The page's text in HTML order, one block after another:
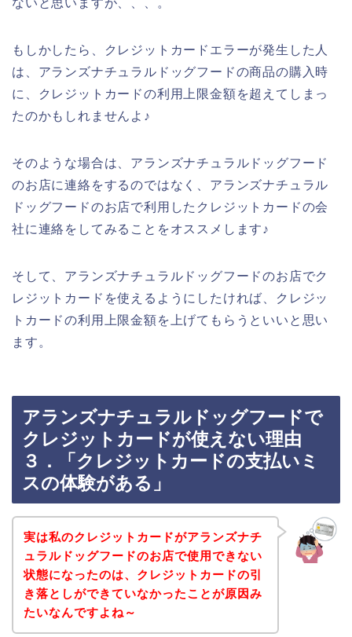
もしかしたら、クレジットカードエラーが発生した人
は、アランズナチュラルドッグフードの商品の購入時
に、クレジットカードの利用上限金額を超えてしまっ
たのかもしれませんよ♪
そのような場合は、アランズナチュラルドッグフード
のお店に連絡をするのではなく、アランズナチュラル
ドッグフードのお店で利用したクレジットカードの会
社に連絡をしてみることをオススメします♪
そして、アランズナチュラルドッグフードのお店でク
レジットカードを使えるようにしたければ、クレジッ
トカードの利用上限金額を上げてもらうといいと思い
ます。
アランズナチュラルドッグフードで
クレジットカードが使えない理由
３．「クレジットカードの支払いミ
スの体験がある」
実は私のクレジットカードがアランズナチ
ュラルドッグフードのお店で使用できない
状態になったのは、クレジットカードの引
き落としができていなかったことが原因み
たいなんですよね～